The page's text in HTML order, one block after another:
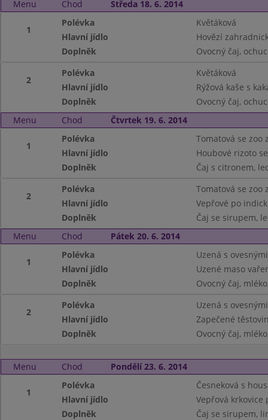
Menu Chod Středa 18. 6. 2014
1
Polévka
Květáková
Hlavní jídlo
Hovězí
Doplněk
Ovocný čaj,
2
Polévka
Květáková
Hlavní jídlo
Rýžová kaše s
Doplněk
Ovocný čaj,
Menu
Chod Čtvrtek 19. 6. 2014
1
Polévka
Tomatová se zoo
Hlavní jídlo
Houbové rizoto
Doplněk
Čaj s citronem,
2
Polévka
Tomatová se zoo
Hlavní jídlo
Vepřové po
Doplněk
Čaj se sirupem,
Menu
Chod Pátek 20. 6. 2014
1
Polévka
Uzená s
Hlavní jídlo
Uzené maso
Doplněk
Ovocný čaj,
2
Polévka
Uzená s
Hlavní jídlo
Zapečené
Doplněk
Ovocný čaj,
Menu Chod Pondělí 23. 6. 2014
1
Polévka
Česneková s
Hlavní jídlo
Vepřová krkovice
Doplněk
Čaj se sirupem,